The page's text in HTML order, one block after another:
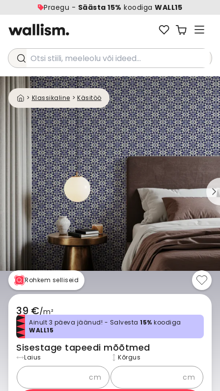
Praegu - Säästa 15% koodiga WALL15
Otsi stiili, meeleolu või ideed...
> Klassikaline > Käsitöö
Rohkem selliseid
39 €/m²
Ainult 3 päeva jäänud! - Salvesta 15% koodiga
WALL15
Sisestage tapeedi mõõtmed
Laius
cm
Kõrgus
cm